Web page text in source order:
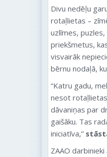
Divu nedēļu
rotaļlietas –
uzlīmes,
priekšmetus,
visvairāk
bērnu nodaļā,
“Katru gadu,
nesot
dāvaniņas par
gaišāku. Tas
iniciatīva,”
ZAAO